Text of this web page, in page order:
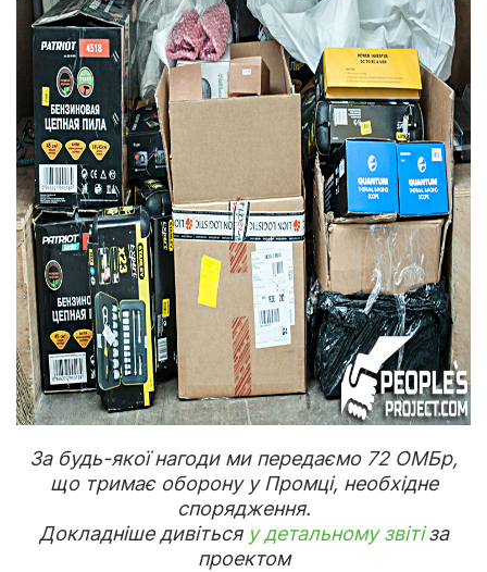
За будь-якої нагоди ми передаємо 72 ОМБр,
що тримає оборону у Промці, необхідне
спорядження.
Докладніше дивіться у детальному звіті за
проектом